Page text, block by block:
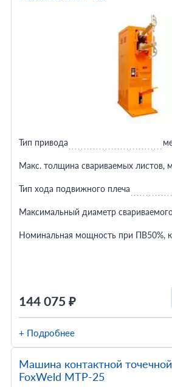
144 075 ₽
Тип привода
Макс. толщина свариваемых листов,
Тип хода подвижного плеча
Максимальный диаметр
Номинальная мощность при ПВ50%,
+ Подробнее
Машина контактной
FoxWeld МТР-25